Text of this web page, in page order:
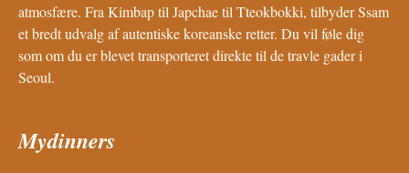
atmosfære. Fra Kimbap til Japchae til Tteokbokki, tilbyder Ssam
et bredt udvalg af autentiske koreanske retter. Du vil føle dig
som om du er blevet transporteret direkte til de travle gader i
Seoul.
Mydinners